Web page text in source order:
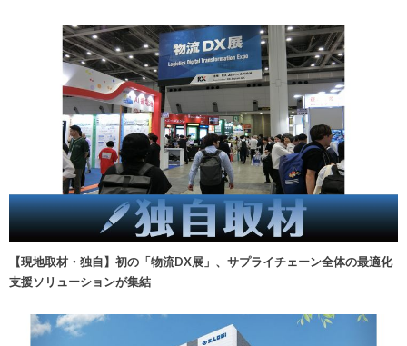
【現地取材・独自】初の「物流DX展」、サプライチェーン全体の最適化
支援ソリューションが集結